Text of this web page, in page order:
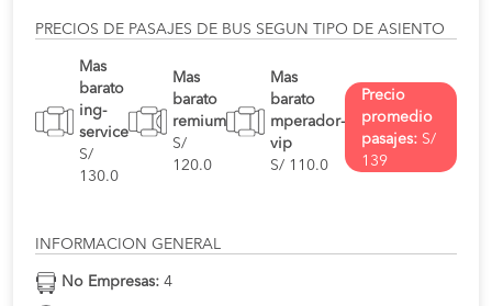
PRECIOS DE PASAJES DE BUS SEGUN TIPO DE ASIENTO
Mas
barato
ing-
service
S/
130.0
Mas
barato
remium
S/
120.0
Mas
barato
mperador-
vip
S/ 110.0
Precio
promedio
pasajes: S/
139
INFORMACION GENERAL
No Empresas: 4